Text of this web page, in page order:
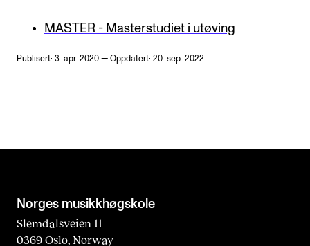
MASTER - Masterstudiet i utøving
Publisert: 3. apr. 2020 — Oppdatert: 20. sep. 2022
Norges musikk­høgskole
Slemdalsveien 11
0369 Oslo, Norway